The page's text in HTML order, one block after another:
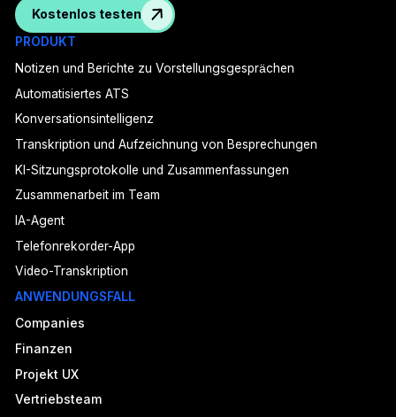
Kostenlos testen
PRODUKT
Notizen und Berichte zu Vorstellungsgesprächen
Automatisiertes ATS
Konversationsintelligenz
Transkription und Aufzeichnung von Besprechungen
KI-Sitzungsprotokolle und Zusammenfassungen
Zusammenarbeit im Team
IA-Agent
Telefonrekorder-App
Video-Transkription
ANWENDUNGSFALL
Companies
Finanzen
Projekt UX
Vertriebsteam